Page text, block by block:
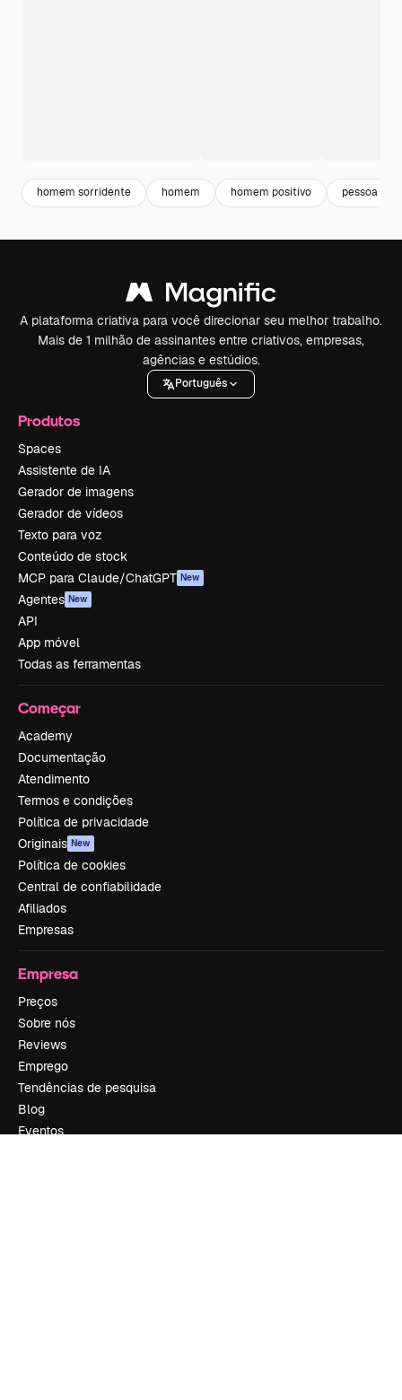
homem sorridente homem homem positivo pessoa
A plataforma criativa para você direcionar seu melhor trabalho.
Mais de 1 milhão de assinantes entre criativos, empresas,
agências e estúdios.
Português
Produtos
Spaces
Assistente de IA
Gerador de imagens
Gerador de vídeos
Texto para voz
Conteúdo de stock
MCP para Claude/ChatGPT New
Agentes New
API
App móvel
Todas as ferramentas
Começar
Academy
Documentação
Atendimento
Termos e condições
Política de privacidade
Originais New
Política de cookies
Central de confiabilidade
Afiliados
Empresas
Empresa
Preços
Sobre nós
Reviews
Emprego
Tendências de pesquisa
Blog
Eventos